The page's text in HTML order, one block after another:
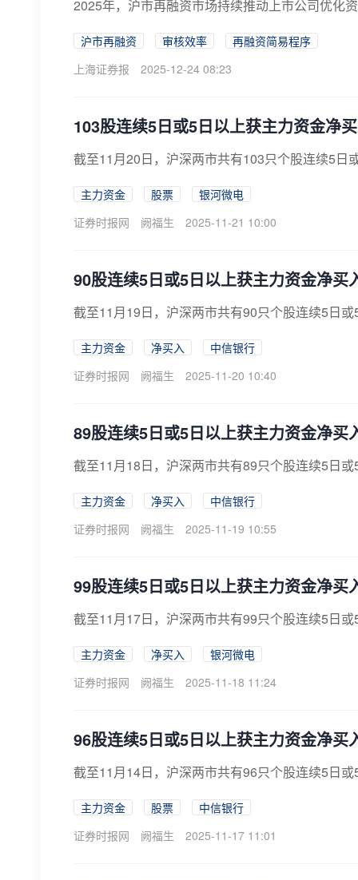
2025年，沪市再融资市场持续推动上市公司优化
沪市再融资 审核效率
再融资简易程序
上海证券报
2025-12-24 08:23
103股连续5日或5日以上获主力资金净
截至11月20日，沪深两市共有103只个股连续5日
主力资金 股票
银河微电
证券时报网
阙福生 2025-11-21 10:00
90股连续5日或5日以上获主力资金净买
截至11月19日，沪深两市共有90只个股连续5日
主力资金 净买入
中信银行
证券时报网
阙福生 2025-11-20 10:40
89股连续5日或5日以上获主力资金净买
截至11月18日，沪深两市共有89只个股连续5日
主力资金 净买入
中信银行
证券时报网
阙福生 2025-11-19 10:55
99股连续5日或5日以上获主力资金净买
截至11月17日，沪深两市共有99只个股连续5日
主力资金 净买入
银河微电
证券时报网
阙福生 2025-11-18 11:24
96股连续5日或5日以上获主力资金净买
截至11月14日，沪深两市共有96只个股连续5日
主力资金 股票
中信银行
证券时报网
阙福生 2025-11-17 11:01